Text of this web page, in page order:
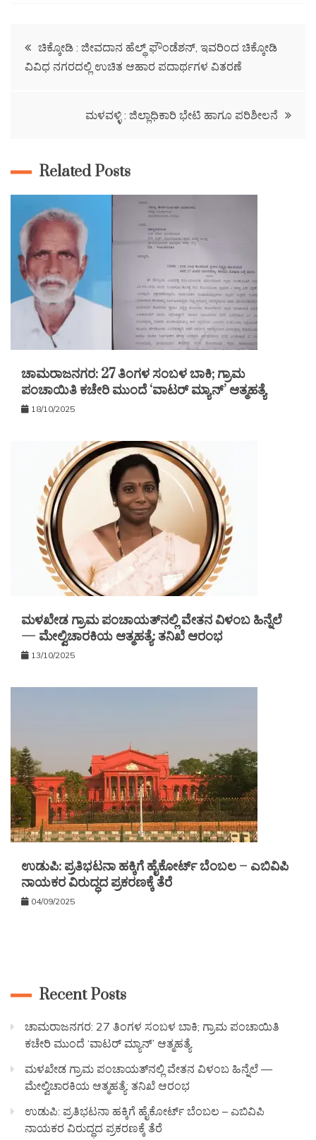
ಚಿಕ್ಕೋಡಿ : ಜೀವದಾನ ಹೆಲ್ಥ್ ಫೌಂಡೆಶನ್, ಇವರಿಂದ ಚಿಕ್ಕೋಡಿ
ವಿವಿಧ ನಗರದಲ್ಲಿ ಉಚಿತ ಆಹಾರ ಪದಾರ್ಥಗಳ ವಿತರಣೆ
ಮಳವಳ್ಳಿ : ಜಿಲ್ಲಾಧಿಕಾರಿ ಭೇಟಿ ಹಾಗೂ ಪರಿಶೀಲನೆ
Related Posts
ಚಾಮರಾಜನಗರ: 27 ತಿಂಗಳ ಸಂಬಳ ಬಾಕಿ; ಗ್ರಾಮ
ಪಂಚಾಯಿತಿ ಕಚೇರಿ ಮುಂದೆ ‘ವಾಟರ್ ಮ್ಯಾನ್’ ಆತ್ಮಹತ್ಯೆ
18/10/2025
ಮಳಖೇಡ ಗ್ರಾಮ ಪಂಚಾಯತ್‌ನಲ್ಲಿ ವೇತನ ವಿಳಂಬ ಹಿನ್ನೆಲೆ
— ಮೇಲ್ವಿಚಾರಕಿಯ ಆತ್ಮಹತ್ಯೆ: ತನಿಖೆ ಆರಂಭ
13/10/2025
ಉಡುಪಿ: ಪ್ರತಿಭಟನಾ ಹಕ್ಕಿಗೆ ಹೈಕೋರ್ಟ್ ಬೆಂಬಲ – ಎಬಿವಿಪಿ
ನಾಯಕರ ವಿರುದ್ಧದ ಪ್ರಕರಣಕ್ಕೆ ತೆರೆ
04/09/2025
Recent Posts
ಚಾಮರಾಜನಗರ: 27 ತಿಂಗಳ ಸಂಬಳ ಬಾಕಿ; ಗ್ರಾಮ ಪಂಚಾಯಿತಿ
ಕಚೇರಿ ಮುಂದೆ ‘ವಾಟರ್ ಮ್ಯಾನ್’ ಆತ್ಮಹತ್ಯೆ
ಮಳಖೇಡ ಗ್ರಾಮ ಪಂಚಾಯತ್‌ನಲ್ಲಿ ವೇತನ ವಿಳಂಬ ಹಿನ್ನೆಲೆ —
ಮೇಲ್ವಿಚಾರಕಿಯ ಆತ್ಮಹತ್ಯೆ: ತನಿಖೆ ಆರಂಭ
ಉಡುಪಿ: ಪ್ರತಿಭಟನಾ ಹಕ್ಕಿಗೆ ಹೈಕೋರ್ಟ್ ಬೆಂಬಲ – ಎಬಿವಿಪಿ
ನಾಯಕರ ವಿರುದ್ಧದ ಪ್ರಕರಣಕ್ಕೆ ತೆರೆ